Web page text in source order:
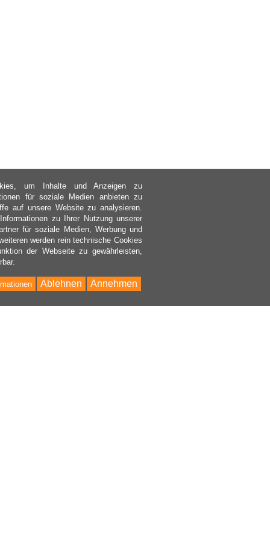
um Inhalte und Anzeigen zu
für soziale Medien anbieten zu
auf unsere Website zu analysieren.
zu Ihrer Nutzung unserer
für soziale Medien, Werbung und
werden rein technische Cookies
der Webseite zu gewährleisten,
Annehmen
Ablehnen